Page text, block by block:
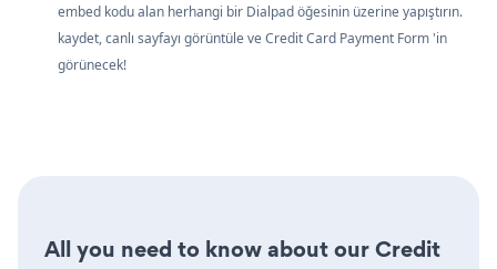
embed kodu alan herhangi bir Dialpad öğesinin üzerine yapıştırın.
kaydet, canlı sayfayı görüntüle ve Credit Card Payment Form 'in
görünecek!
All you need to know about our Credit